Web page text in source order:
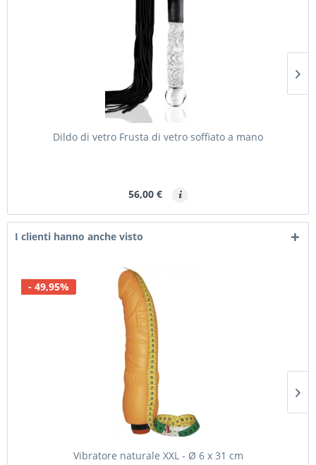
Dildo di vetro Frusta di vetro soffiato a mano
56,00 €
I clienti hanno anche visto
- 49,95%
Vibratore naturale XXL - Ø 6 x 31 cm